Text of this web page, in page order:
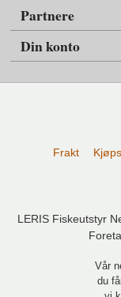
Partnere
Din konto
Frakt
LERIS Fiskeutstyr
Vår
du